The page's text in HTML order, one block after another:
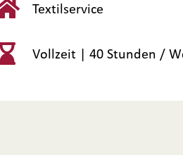
Textilservice
Vollzeit |40 Stunden /